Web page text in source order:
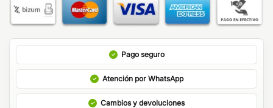
Pago seguro
Atención por WhatsApp
Cambios y devoluciones